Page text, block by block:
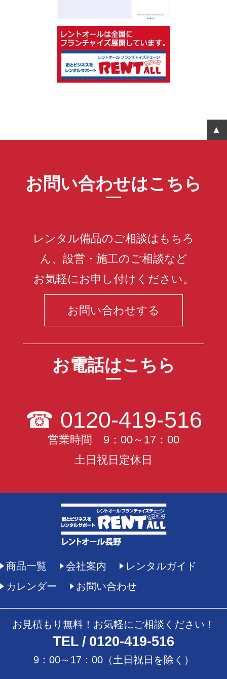
お問い合わせはこちら
レンタル備品のご相談はもちろ
ん、設営・施工のご相談など
お気軽にお申し付けください。
お問い合わせする
お電話はこちら
☎ 0120-419-516
営業時間 9：00～17：00
土日祝日定休日
商品一覧 会社案内
レンタルガイド
カレンダー
お問い合わせ
お見積もり無料！お気軽にご相談ください！
TEL 0120-419-516
9：00～17：00（土日祝日を除く）